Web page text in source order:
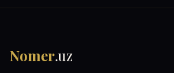
Nomer.uz